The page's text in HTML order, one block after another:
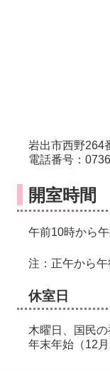
岩出市西野264
電話番号：
開室時間
午前10時から
注：正午から
休室日
木曜日、国民
年末年始（12